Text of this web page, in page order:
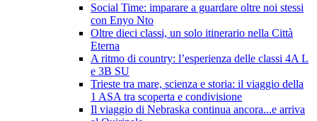
Social Time: imparare a guardare oltre noi stessi
con Enyo Nto
Oltre dieci classi, un solo itinerario nella Città
Eterna
A ritmo di country: l’esperienza delle classi 4A L
e 3B SU
Trieste tra mare, scienza e storia: il viaggio della
1 ASA tra scoperta e condivisione
Il viaggio di Nebraska continua ancora...e arriva